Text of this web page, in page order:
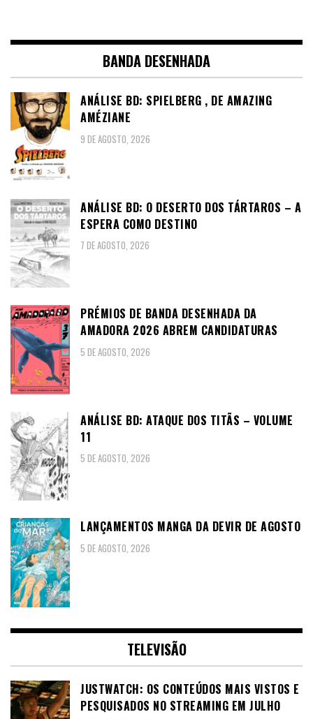
BANDA DESENHADA
ANÁLISE BD: SPIELBERG , DE AMAZING
AMÉZIANE
9 DE AGOSTO, 2026
ANÁLISE BD: O DESERTO DOS TÁRTAROS – A
ESPERA COMO DESTINO
7 DE AGOSTO, 2026
PRÉMIOS DE BANDA DESENHADA DA
AMADORA 2026 ABREM CANDIDATURAS
5 DE AGOSTO, 2026
ANÁLISE BD: ATAQUE DOS TITÃS – VOLUME
11
5 DE AGOSTO, 2026
LANÇAMENTOS MANGA DA DEVIR DE AGOSTO
5 DE AGOSTO, 2026
TELEVISÃO
JUSTWATCH: OS CONTEÚDOS MAIS VISTOS E
PESQUISADOS NO STREAMING EM JULHO